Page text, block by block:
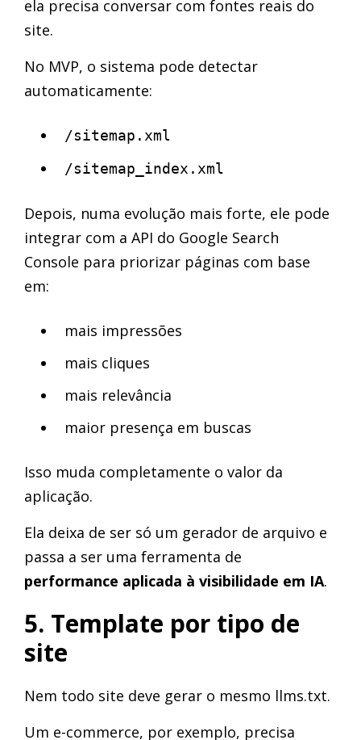
ela precisa conversar com fontes reais do
site.
No MVP, o sistema pode detectar
automaticamente:
/sitemap.xml
/sitemap_index.xml
Depois, numa evolução mais forte, ele pode
integrar com a API do Google Search
Console para priorizar páginas com base
em:
mais impressões
mais cliques
mais relevância
maior presença em buscas
Isso muda completamente o valor da
aplicação.
Ela deixa de ser só um gerador de arquivo e
passa a ser uma ferramenta de
performance aplicada à visibilidade em IA.
5. Template por tipo de
site
Nem todo site deve gerar o mesmo llms.txt.
Um e-commerce, por exemplo, precisa